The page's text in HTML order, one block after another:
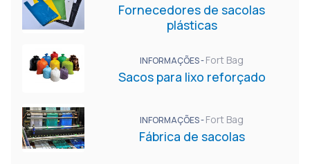
Fornecedores de sacolas
plásticas
INFORMAÇÕES -Fort Bag
Sacos para lixo reforçado
INFORMAÇÕES -Fort Bag
Fábrica de sacolas